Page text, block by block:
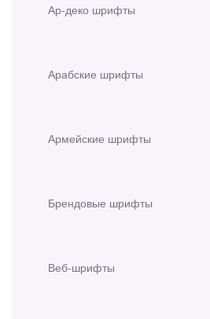
Ар-деко шрифты
Арабские шрифты
Армейские шрифты
Брендовые шрифты
Веб-шрифты